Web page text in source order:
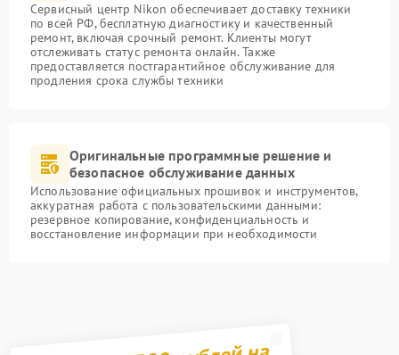
Сервисный центр Nikon обеспечивает доставку техники
по всей РФ, бесплатную диагностику и качественный
ремонт, включая срочный ремонт. Клиенты могут
отслеживать статус ремонта онлайн. Также
предоставляется постгарантийное обслуживание для
продления срока службы техники
Оригинальные программные решение и
безопасное обслуживание данных
Использование официальных прошивок и инструментов,
аккуратная работа с пользовательскими данными:
резервное копирование, конфиденциальность и
восстановление информации при необходимости